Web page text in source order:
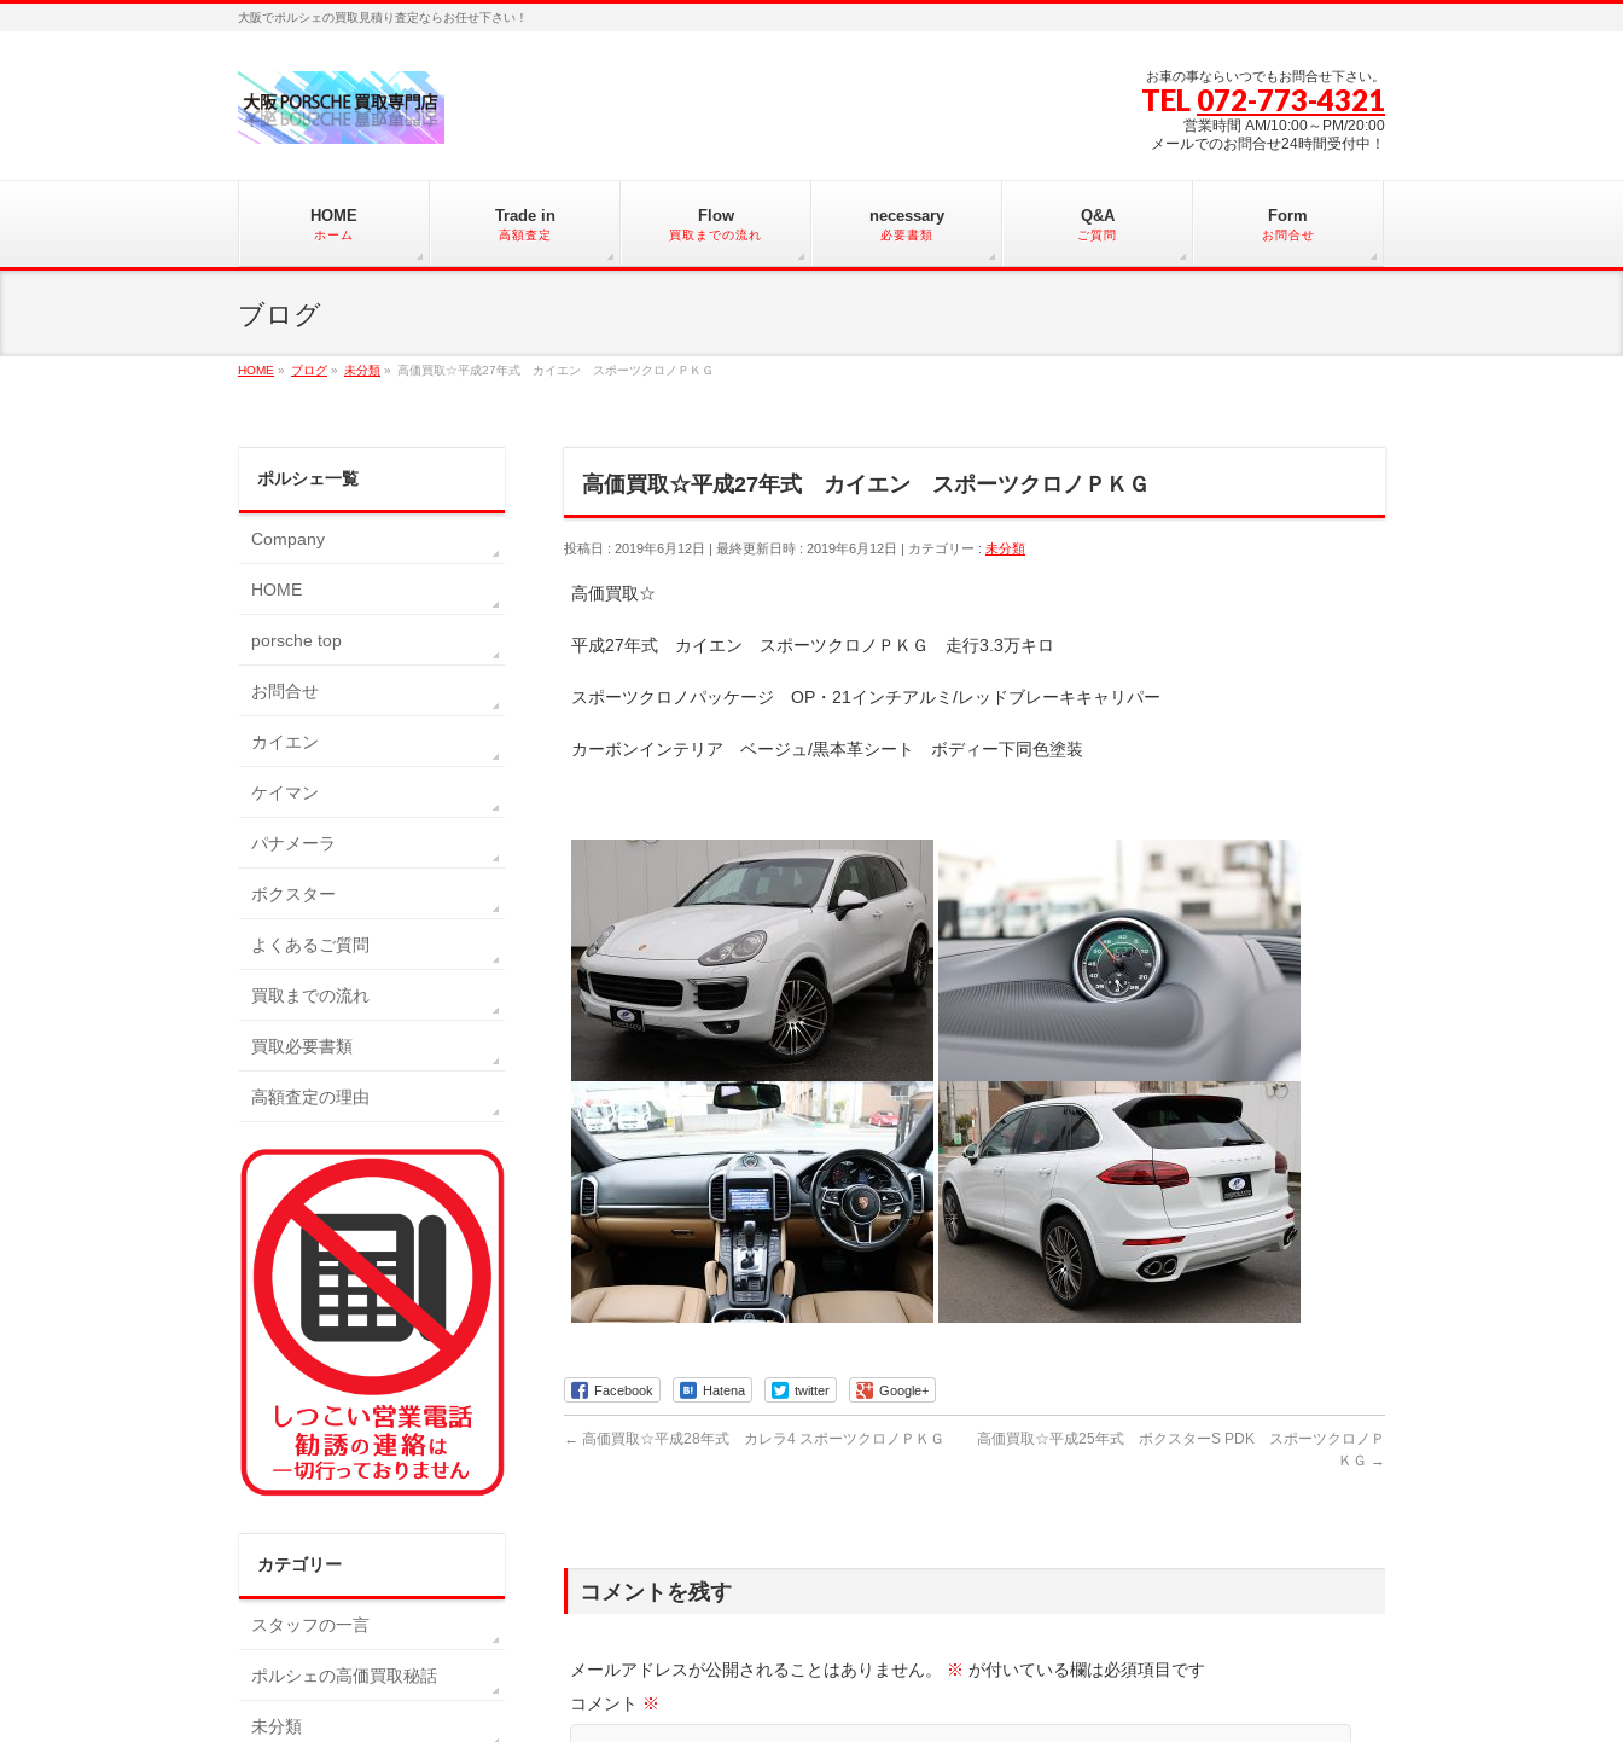
大阪でポルシェの買取見積り査定ならお任せ下さい！
お車の事ならいつでもお問合せ下さい。
TEL 072-773-4321
営業時間 AM/10:00～PM/20:00
メールでのお問合せ24時間受付中！
HOME
ホーム
Trade in
高額査定
Flow
買取までの流れ
necessary
必要書類
Q&A
ご質問
Form
お問合せ
ブログ
HOME » ブログ » 未分類 » 高価買取☆平成27年式 カイエン スポーツクロノＰＫＧ
高価買取☆平成27年式 カイエン スポーツクロノＰＫＧ
投稿日 : 2019年6月12日 最終更新日時 : 2019年6月12日 カテゴリー : 未分類
高価買取☆
平成27年式 カイエン スポーツクロノＰＫＧ 走行3.3万キロ
スポーツクロノパッケージ OP・21インチアルミ/レッドブレーキキャリパー
カーボンインテリア ベージュ/黒本革シート ボディー下同色塗装
Facebook Hatena twitter Google+
← 高価買取☆平成28年式 カレラ4 スポーツクロノＰＫＧ
高価買取☆平成25年式 ボクスターS PDK スポーツクロノＰ
ＫＧ →
コメントを残す
メールアドレスが公開されることはありません。 ※ が付いている欄は必須項目です
コメント ※
ポルシェ一覧
Company
HOME
porsche top
お問合せ
カイエン
ケイマン
パナメーラ
ボクスター
よくあるご質問
買取までの流れ
買取必要書類
高額査定の理由
カテゴリー
スタッフの一言
ポルシェの高価買取秘話
未分類